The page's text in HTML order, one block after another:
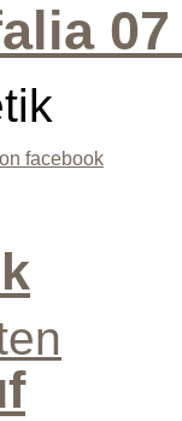
facebook